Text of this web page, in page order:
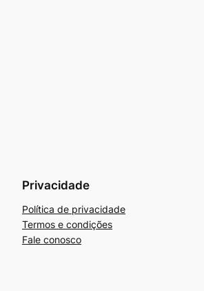
Privacidade
Política de privacidade
Termos e condições
Fale conosco